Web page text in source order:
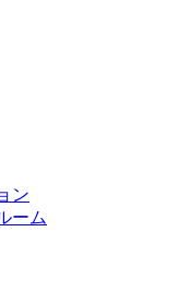
ン
ーム